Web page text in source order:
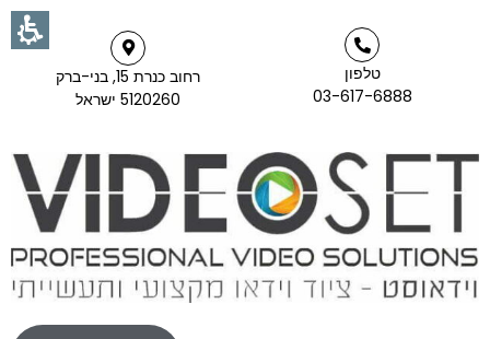
טלפון
03-617-6888
רחוב כנרת 15, בני-ברק
5120260 ישראל